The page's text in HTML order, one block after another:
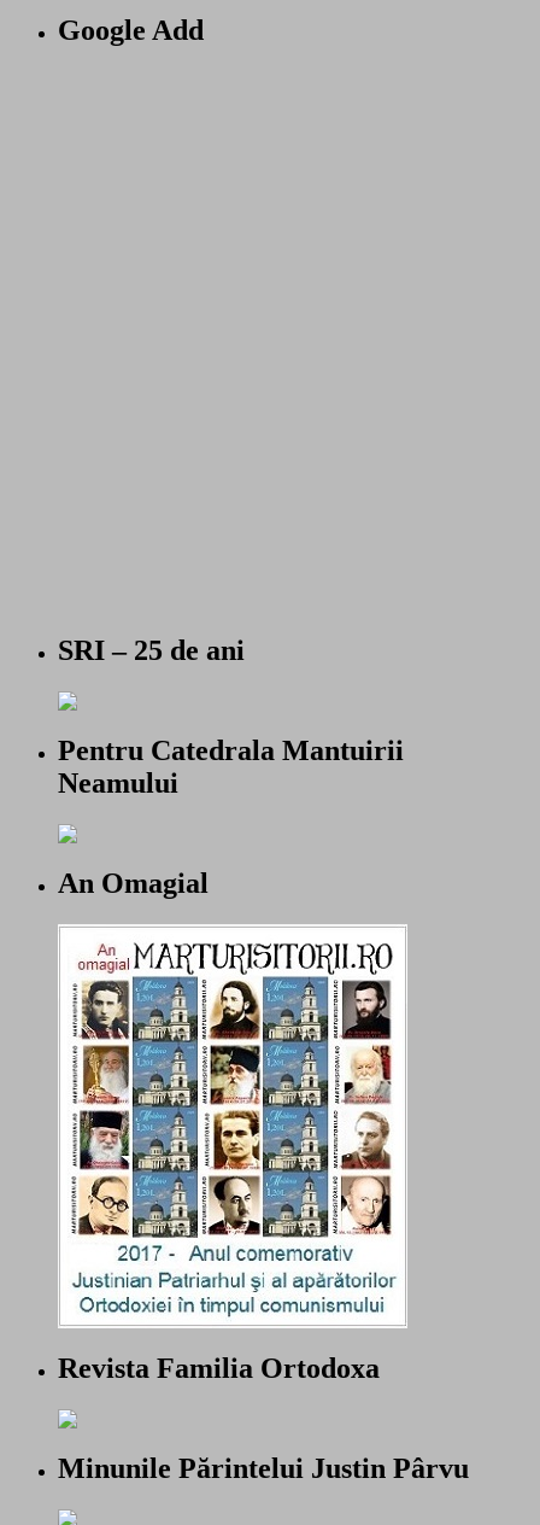
Google Add
SRI – 25 de ani
Pentru Catedrala Mantuirii
Neamului
An Omagial
Revista Familia Ortodoxa
Minunile Părintelui Justin Pârvu